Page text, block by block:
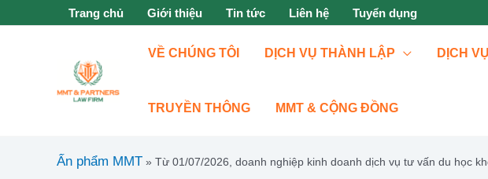
tới
Trang chủ Giới thiệu Tin tức Liên hệ Tuyển dụng
VỀ CHÚNG TÔI DỊCH VỤ THÀNH LẬP DỊCH
TRUYỀN THÔNG MMT & CỘNG ĐỒNG
Ấn phẩm MMT » Từ 01/07/2026, doanh nghiệp kinh doanh dịch vụ tư vấn du học